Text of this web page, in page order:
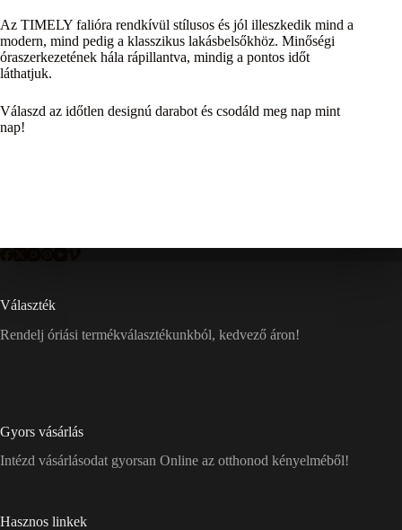
Az TIMELY falióra rendkívül stílusos és jól illeszkedik mind a
modern, mind pedig a klasszikus lakásbelsőkhöz. Minőségi
óraszerkezetének hála rápillantva, mindig a pontos időt
láthatjuk.
Válaszd az időtlen designú darabot és csodáld meg nap mint
nap!
Választék
Rendelj óriási termékválasztékunkból, kedvező áron!
Gyors vásárlás
Intézd vásárlásodat gyorsan Online az otthonod kényelméből!
Hasznos linkek